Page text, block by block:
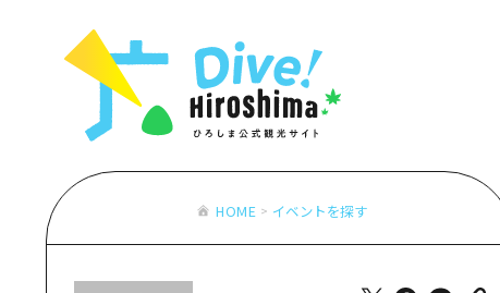
おすすめ
お役立ち情報一覧
アクセス
二次交通まとめ
HOME イベントを探す